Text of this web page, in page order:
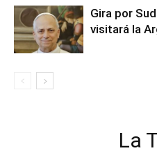
Gira por
visitará la
La